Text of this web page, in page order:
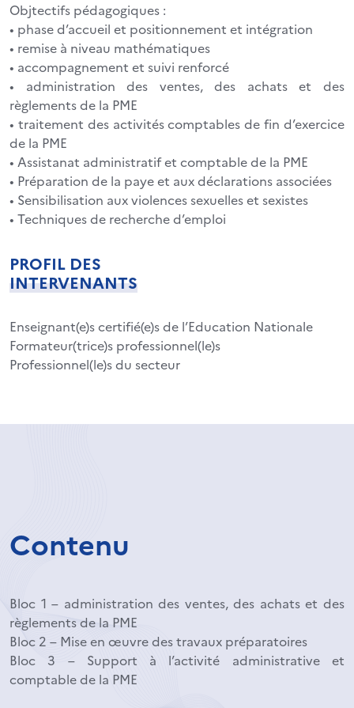
Objtectifs pédagogiques :
• phase d’accueil et positionnement et intégration
• remise à niveau mathématiques
• accompagnement et suivi renforcé
• administration des ventes, des achats et des
règlements de la PME
• traitement des activités comptables de fin d’exercice
de la PME
• Assistanat administratif et comptable de la PME
• Préparation de la paye et aux déclarations associées
• Sensibilisation aux violences sexuelles et sexistes
• Techniques de recherche d’emploi
PROFIL DES
INTERVENANTS
Enseignant(e)s certifié(e)s de l’Education Nationale
Formateur(trice)s professionnel(le)s
Professionnel(le)s du secteur
Contenu
Bloc 1 – administration des ventes, des achats et des
règlements de la PME
Bloc 2 – Mise en œuvre des travaux préparatoires
Bloc 3 – Support à l’activité administrative et
comptable de la PME